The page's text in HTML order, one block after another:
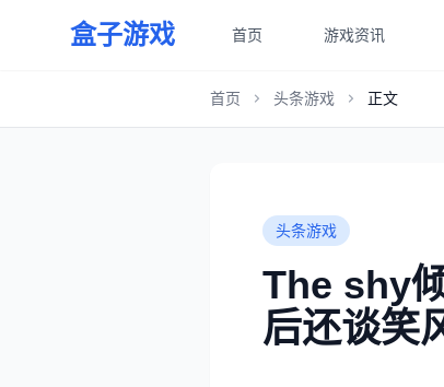
盒子游戏 首页 游戏资讯
首页 头条游戏 正文
头条游戏
The shy
后还谈笑